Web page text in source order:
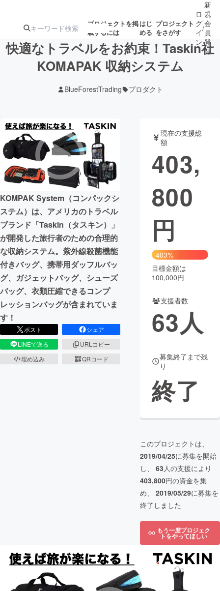
プロジェクトを掲
載するには
はじ
める
プロジェクト
をさがす
ターン
ジェクト
募集終了が近いプ
ロジェクト
アート・写真 音楽
テクノロジー・ガジェット ゲーム・サ
映像・映画
ビジネス・起業
まちづくり・地域活性化
CAMPFIRE for Social Good
CAMPFIRE Creation
CAMPFIREふるさと納税 machi-ya コミュニティ
ロ
グ
イ
ン
/
新
規
会
員
登
録
快適なトラベルをお約束！Taskin社
KOMAPAK 収納システム
BlueForestTrading プロダクト
KOMPAK System（コンパックシ
ステム）は、アメリカのトラベル
ブランド「Taskin（タスキン）」
が開発した旅行者のための合理的
な収納システム。紫外線殺菌機能
付きバッグ、携帯用ダッフルバッ
グ、ガジェットバッグ、シューズ
バッグ、衣類圧縮できるコンプ
レッションバッグが含まれていま
す！
ポスト
シェア
LINEで送る
URLコピー
埋め込み
QRコード
現在の支援総
額
403,
800
円
403%
目標金額は
100,000円
支援者数
63人
募集終了まで残
り
終了
このプロジェクトは、
2019/04/25に募集を開始
し、 63人の支援により
403,800円の資金を集
め、 2019/05/29に募集を
終了しました
もう一度プロジェク
トをやってほしい